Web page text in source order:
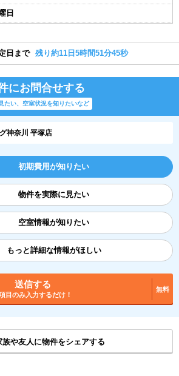
日
日まで 残り約11日5時間51分44秒
にお問合せする
たい、空室状況を知りたいなど
神奈川 平塚店
初期費用が知りたい
物件を実際に見たい
空室情報が知りたい
もっと詳細な情報がほしい
送信する
目のみ入力するだけ！
無料
族や友人に物件をシェアする